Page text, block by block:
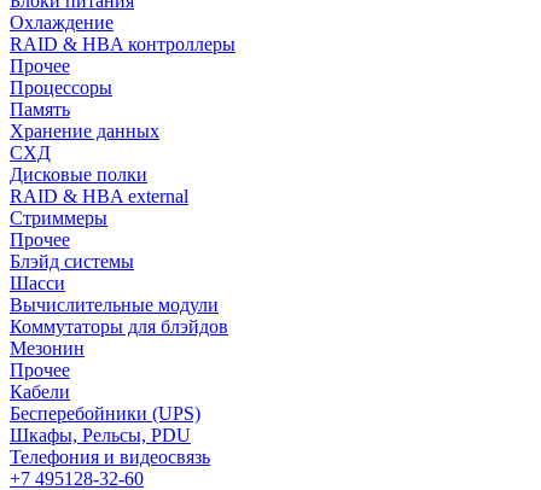
Охлаждение
RAID & HBA контроллеры
Прочее
Процессоры
Память
Хранение данных
СХД
Дисковые полки
RAID & HBA external
Стриммеры
Прочее
Блэйд системы
Шасси
Вычислительные модули
Коммутаторы для блэйдов
Мезонин
Прочее
Кабели
Бесперебойники (UPS)
Шкафы, Рельсы, PDU
Телефония и видеосвязь
+7 495128-32-60